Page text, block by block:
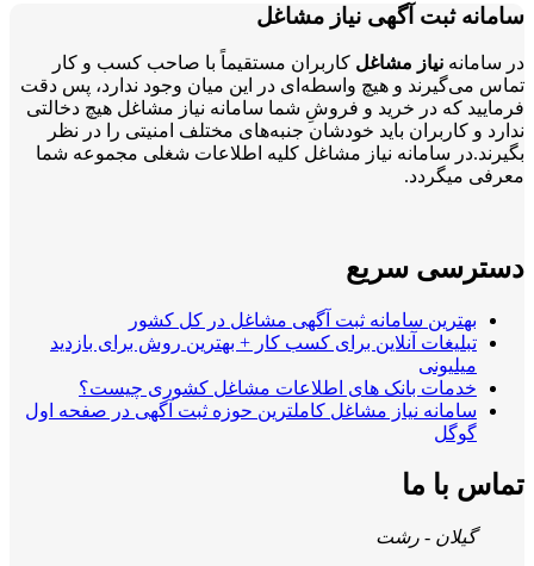
سامانه ثبت آگهی نیاز مشاغل
در سامانه نیاز مشاغلکاربران مستقیماً با صاحب کسب و کار
تماس می‌گیرند و هیچ واسطه‌ای در این میان وجود ندارد، پس دقت
فرمایید که در خرید و فروشِ شما سامانه نیاز مشاغل هیچ دخالتی
ندارد و کاربران باید خودشان جنبه‌های مختلف امنیتی را در نظر
بگیرند.در سامانه نیاز مشاغل کلیه اطلاعات شغلی مجموعه شما
معرفی میگردد.
دسترسی سریع
بهترین سامانه ثبت آگهی مشاغل در کل کشور
تبلیغات آنلاین برای کسب کار + بهترین روش برای بازدید
میلیونی
خدمات بانک های اطلاعات مشاغل کشوری چیست؟
سامانه نیاز مشاغل کاملترین حوزه ثبت آگهی در صفحه اول
گوگل
تماس با ما
گیلان - رشت